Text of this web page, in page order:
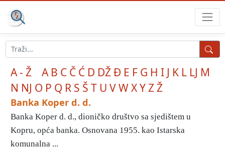
A - Ž A B C Č Ć D DŽĐ E F G H I J K L LJ M
N NJ O P Q R S Š T U VWXYZŽ
Banka Koper d. d.
Banka Koper d. d., dioničko društvo sa sjedištem u
Kopru, opća banka. Osnovana 1955. kao Istarska
komunalna ...